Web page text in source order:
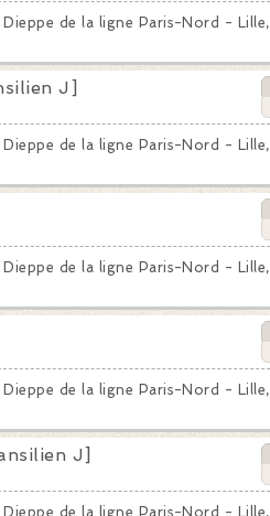
de la ligne Paris-Nord - Lille,
J]
de la ligne Paris-Nord - Lille,
de la ligne Paris-Nord - Lille,
de la ligne Paris-Nord - Lille,
J]
de la ligne Paris-Nord - Lille,